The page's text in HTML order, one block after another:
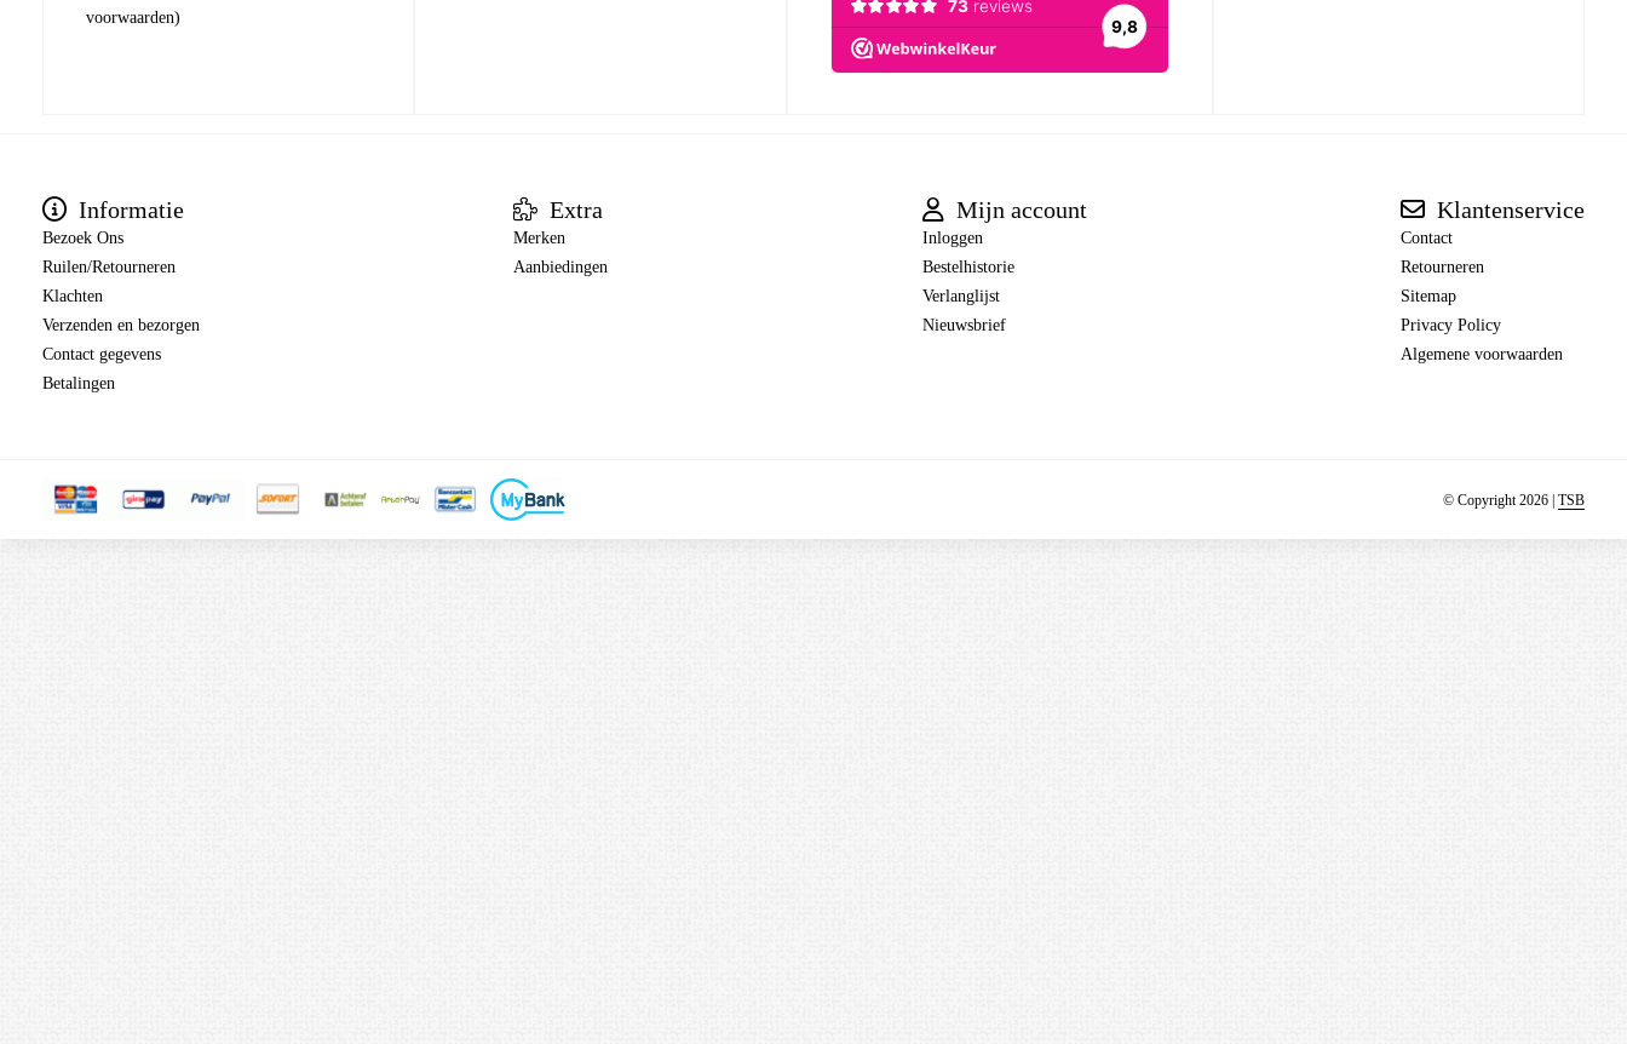
voorwaarden)
Informatie
Bezoek Ons
Ruilen/Retourneren
Klachten
Verzenden en bezorgen
Contact gegevens
Betalingen
Extra
Merken
Aanbiedingen
Mijn account
Inloggen
Bestelhistorie
Verlanglijst
Nieuwsbrief
Klantenservice
Contact
Retourneren
Sitemap
Privacy Policy
Algemene voorwaarden
© Copyright 2026 | TSB